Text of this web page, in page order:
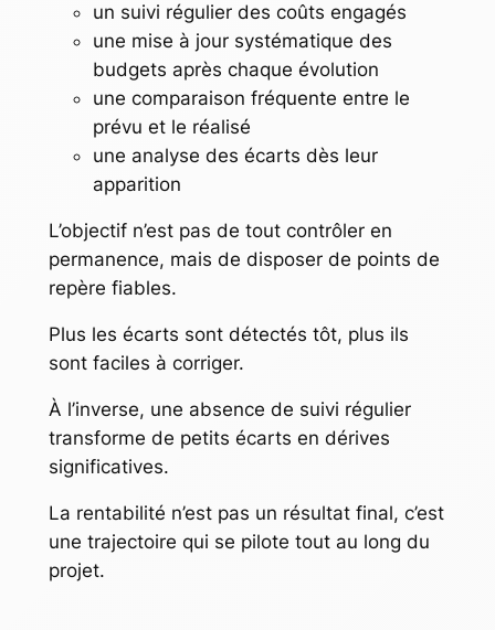
un suivi régulier des coûts engagés
une mise à jour systématique des
budgets après chaque évolution
une comparaison fréquente entre le
prévu et le réalisé
une analyse des écarts dès leur
apparition
L’objectif n’est pas de tout contrôler en
permanence, mais de disposer de points de
repère fiables.
Plus les écarts sont détectés tôt, plus ils
sont faciles à corriger.
À l’inverse, une absence de suivi régulier
transforme de petits écarts en dérives
significatives.
La rentabilité n’est pas un résultat final, c’est
une trajectoire qui se pilote tout au long du
projet.